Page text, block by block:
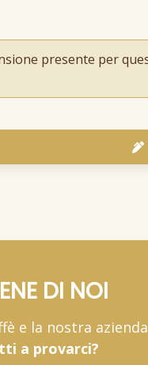
presente per
DI NOI
e la nostra
a provarci?